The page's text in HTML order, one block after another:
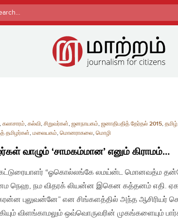
, கலாசாரம், கல்வி, சிறுவர்கள், ஜனநாயகம், ஜனாதிபதித் தேர்தல் 2015, தமிழ்
தமிழர்கள், மலையகம், மொனராகலை, மொழி
வாழும் ‘சாமகம்மான’ எனும் கிராமம்…
கட்டுரையாளர் “ஓகொல்லங்கே லமய்ன்ட மொனவத்ம
நெஹ, நம விதரக் லியன்ன இகென கத்தனம் எதி.
புலுவன்னே” என சிங்களத்தில் அந்த ஆசிரியர்
விளங்காமலும் ஒவ்வொருவரின் முகங்களையும்